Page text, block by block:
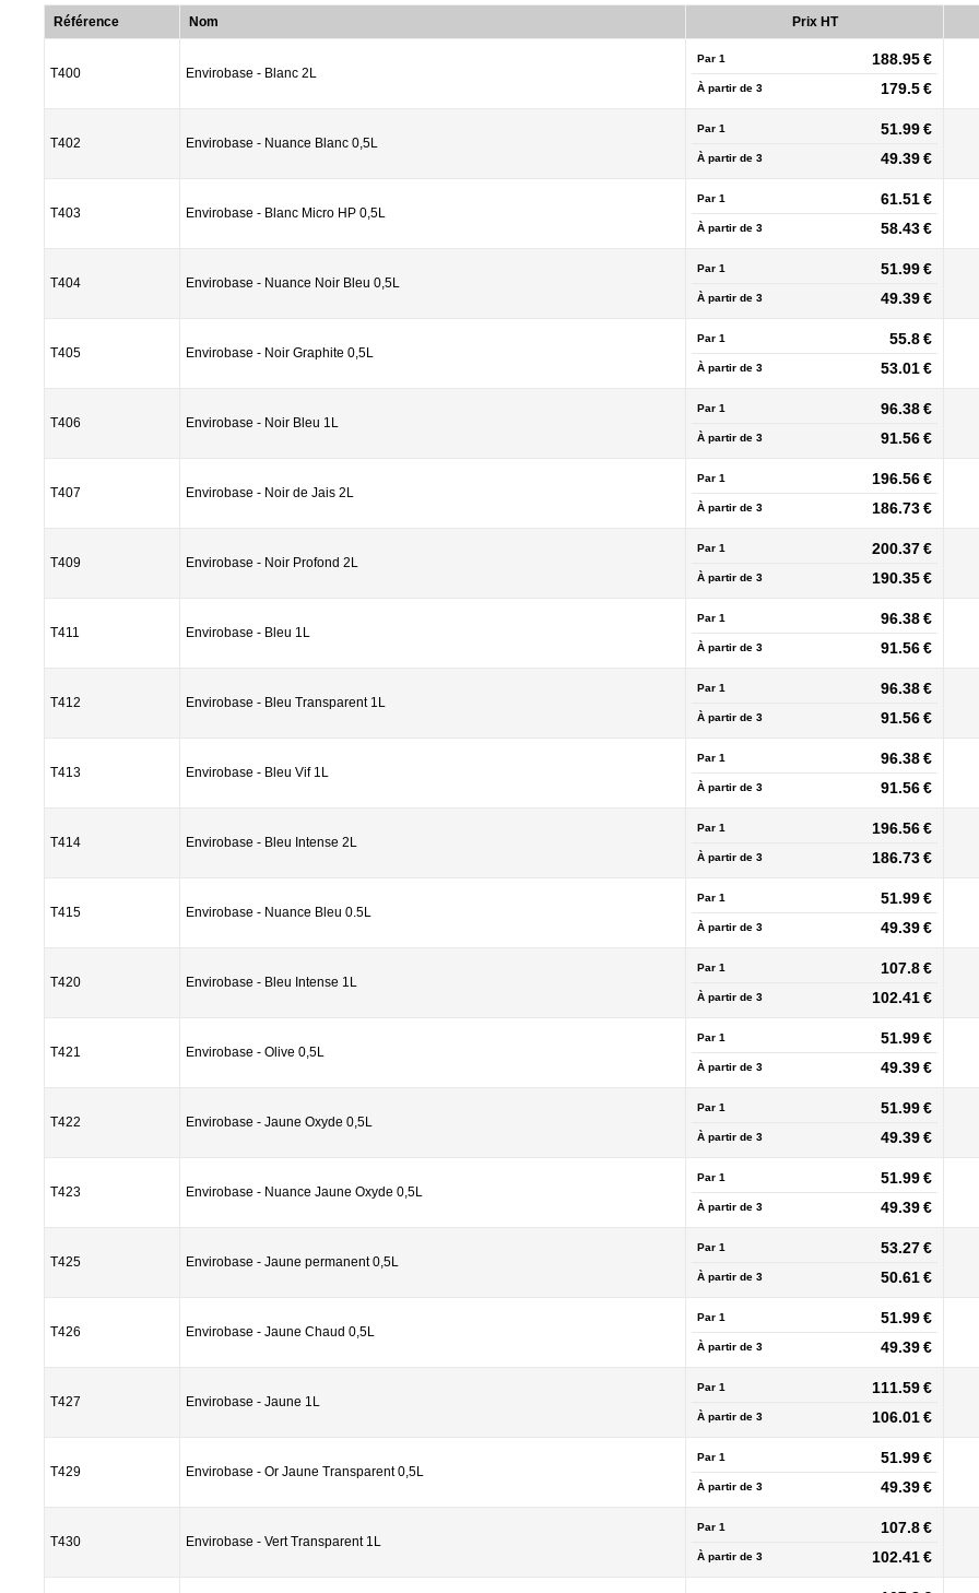
Référence Nom Prix HT
T400 Envirobase - Blanc 2L
Par 1 188.95 €
À partir de 3 179.5 €
T402 Envirobase - Nuance Blanc 0,5L
Par 1 51.99 €
À partir de 3 49.39 €
T403 Envirobase - Blanc Micro HP 0,5L
Par 1 61.51 €
À partir de 3 58.43 €
T404 Envirobase - Nuance Noir Bleu 0,5L
Par 1 51.99 €
À partir de 3 49.39 €
T405 Envirobase - Noir Graphite 0,5L
Par 1 55.8 €
À partir de 3 53.01 €
T406 Envirobase - Noir Bleu 1L
Par 1 96.38 €
À partir de 3 91.56 €
T407 Envirobase - Noir de Jais 2L
Par 1 196.56 €
À partir de 3 186.73 €
T409 Envirobase - Noir Profond 2L
Par 1 200.37 €
À partir de 3 190.35 €
T411 Envirobase - Bleu 1L
Par 1 96.38 €
À partir de 3 91.56 €
T412 Envirobase - Bleu Transparent 1L
Par 1 96.38 €
À partir de 3 91.56 €
T413 Envirobase - Bleu Vif 1L
Par 1 96.38 €
À partir de 3 91.56 €
T414 Envirobase - Bleu Intense 2L
Par 1 196.56 €
À partir de 3 186.73 €
T415 Envirobase - Nuance Bleu 0.5L
Par 1 51.99 €
À partir de 3 49.39 €
T420 Envirobase - Bleu Intense 1L
Par 1 107.8 €
À partir de 3 102.41 €
T421 Envirobase - Olive 0,5L
Par 1 51.99 €
À partir de 3 49.39 €
T422 Envirobase - Jaune Oxyde 0,5L
Par 1 51.99 €
À partir de 3 49.39 €
T423 Envirobase - Nuance Jaune Oxyde 0,5L
Par 1 51.99 €
À partir de 3 49.39 €
T425 Envirobase - Jaune permanent 0,5L
Par 1 53.27 €
À partir de 3 50.61 €
T426 Envirobase - Jaune Chaud 0,5L
Par 1 51.99 €
À partir de 3 49.39 €
T427 Envirobase - Jaune 1L
Par 1 111.59 €
À partir de 3 106.01 €
T429 Envirobase - Or Jaune Transparent 0,5L
Par 1 51.99 €
À partir de 3 49.39 €
T430 Envirobase - Vert Transparent 1L
Par 1 107.8 €
À partir de 3 102.41 €